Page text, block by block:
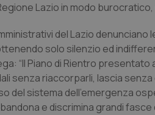
Lazio in modo
del Lazio
solo silenzio ed
“Il Piano di Rientro
senza riaccorparli, lascia
sistema dell’emergenza
e discrimina grandi